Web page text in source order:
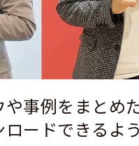
事例をまとめ
ードできるよ